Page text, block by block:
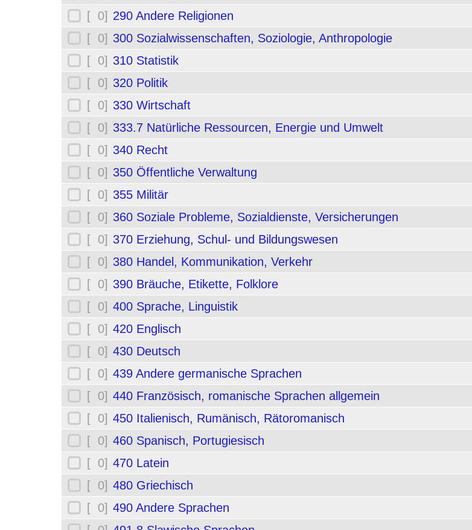
[ 0] 290 Andere Religionen
[ 0] 300 Sozialwissenschaften, Soziologie, Anthropologie
[ 0] 310 Statistik
[ 0] 320 Politik
[ 0] 330 Wirtschaft
[ 0] 333.7 Natürliche Ressourcen, Energie und Umwelt
[ 0] 340 Recht
[ 0] 350 Öffentliche Verwaltung
[ 0] 355 Militär
[ 0] 360 Soziale Probleme, Sozialdienste, Versicherungen
[ 0] 370 Erziehung, Schul- und Bildungswesen
[ 0] 380 Handel, Kommunikation, Verkehr
[ 0] 390 Bräuche, Etikette, Folklore
[ 0] 400 Sprache, Linguistik
[ 0] 420 Englisch
[ 0] 430 Deutsch
[ 0] 439 Andere germanische Sprachen
[ 0] 440 Französisch, romanische Sprachen allgemein
[ 0] 450 Italienisch, Rumänisch, Rätoromanisch
[ 0] 460 Spanisch, Portugiesisch
[ 0] 470 Latein
[ 0] 480 Griechisch
[ 0] 490 Andere Sprachen